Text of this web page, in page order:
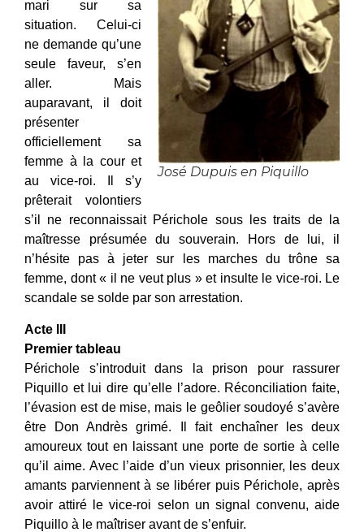
José Dupuis en Piquillo
mari sur sa
situation. Celui-ci
ne demande qu’une
seule faveur, s’en
aller. Mais
auparavant, il doit
présenter
officiellement sa
femme à la cour et
au vice-roi. Il s’y
prêterait volontiers
s’il ne reconnaissait Périchole sous les traits de la
maîtresse présumée du souverain. Hors de lui, il
n’hésite pas à jeter sur les marches du trône sa
femme, dont « il ne veut plus » et insulte le vice-roi. Le
scandale se solde par son arrestation.
Acte III
Premier tableau
Périchole s’introduit dans la prison pour rassurer
Piquillo et lui dire qu’elle l’adore. Réconciliation faite,
l’évasion est de mise, mais le geôlier soudoyé s’avère
être Don Andrès grimé. Il fait enchaîner les deux
amoureux tout en laissant une porte de sortie à celle
qu’il aime. Avec l’aide d’un vieux prisonnier, les deux
amants parviennent à se libérer puis Périchole, après
avoir attiré le vice-roi selon un signal convenu, aide
Piquillo à le maîtriser avant de s’enfuir.